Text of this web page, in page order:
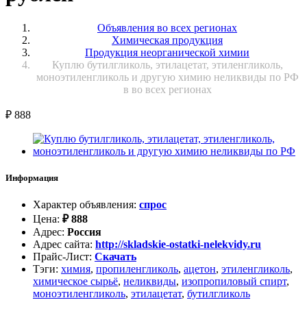
Объявления во всех регионах
Химическая продукция
Продукция неорганической химии
Куплю бутилгликоль, этилацетат, этиленгликоль,
моноэтиленгликоль и другую химию неликвиды по РФ
в во всех регионах
₽ 888
Информация
Характер объявления: спрос
Цена: ₽888
Адрес: Россия
Адрес сайта: http://skladskie-ostatki-nelekvidy.ru
Прайс-Лист: Скачать
Тэги: химия, пропиленгликоль, ацетон, этиленгликоль,
химическое сырьё, неликвиды, изопропиловый спирт,
моноэтиленгликоль, этилацетат, бутилгликоль